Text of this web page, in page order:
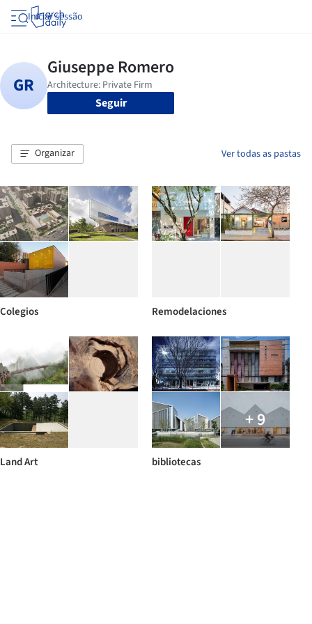
Iniciar sessão
Seguir
Organizar Ver todas as pastas
Colegios Remodelaciones
Land Art
+ 9
bibliotecas